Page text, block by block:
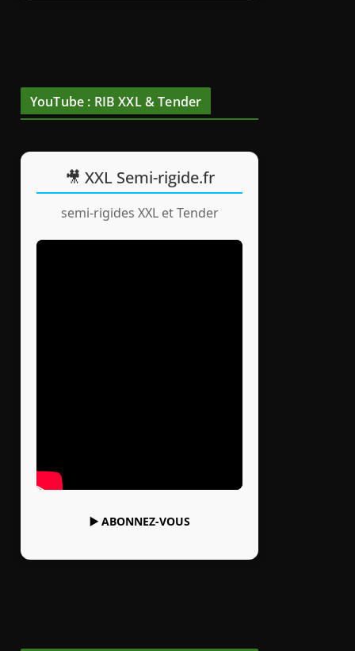
YouTube : RIB XXL & Tender
🎥 XXL Semi-rigide.fr
semi-rigides XXL et Tender
▶️ ABONNEZ-VOUS